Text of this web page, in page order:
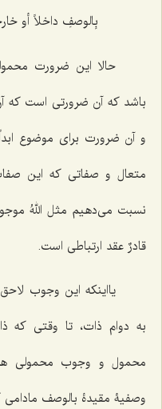
بِالوصفِ داخلاً أو
حالا این ضرورت
باشد که آن ضرورتی است
و آن ضرورت برای موضوع
متعال و صفاتی که این
نسبت می‌دهیم مثل اللهُ
قادرٌ عقد ارتباطی است.
یااینکه این وجوب
به دوام ذات، تا وقتی
محمول و وجوب محمولی
وصفیۀ مقیدۀ بالوصف